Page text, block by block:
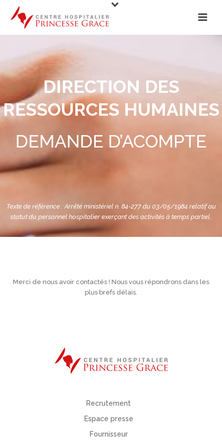
DIRECTION DES
RESSOURCES HUMAINES
DEMANDE D’ACOMPTE
Texte de référence : Arrêté ministériel n. 84-277 du 03/05/1984 relatif au
statut du personnel hospitalier exerçant des activités à temps partiel.
Merci de nous avoir contactés ! Nous vous répondrons dans les
plus brefs délais.
Recrutement
Espace presse
Fournisseur